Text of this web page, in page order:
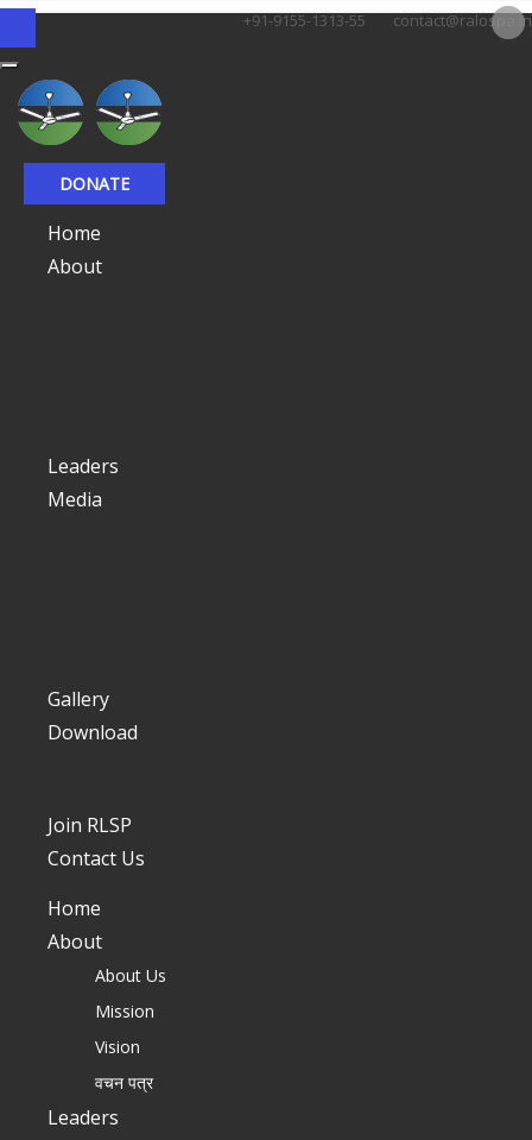
+91-9155-1313-55 contact@ralospa.in
DONATE
Home
About
Leaders
Media
Gallery
Download
Join RLSP
Contact Us
Home
About
About Us
Mission
Vision
वचन पत्र
Leaders